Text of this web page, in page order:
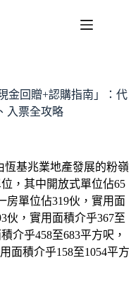
金回贈+認購指南」：代
入票全攻略
恆基兆業地產發展的粉嶺
，其中開放式單位佔65
房單位佔319伙，實用面
伙，實用面積介乎367至
介乎458至683平方呎，
面積介乎158至1054平方